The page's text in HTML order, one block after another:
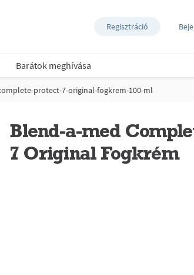
Regisztráció
Barátok meghívása
protect-7-original-fogkrem-100-ml
Blend-a-med
7 Original Fogkrém